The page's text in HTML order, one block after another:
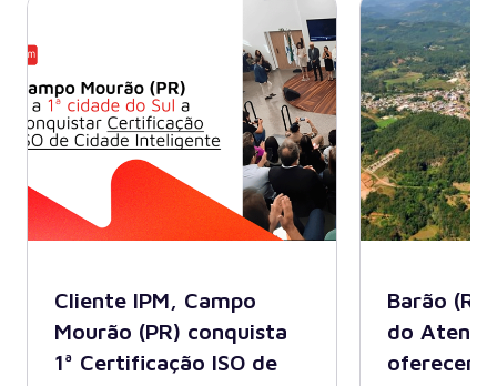
Cliente IPM, Campo
Mourão (PR) conquista
1ª Certificação ISO de
Barão
do
oferecer